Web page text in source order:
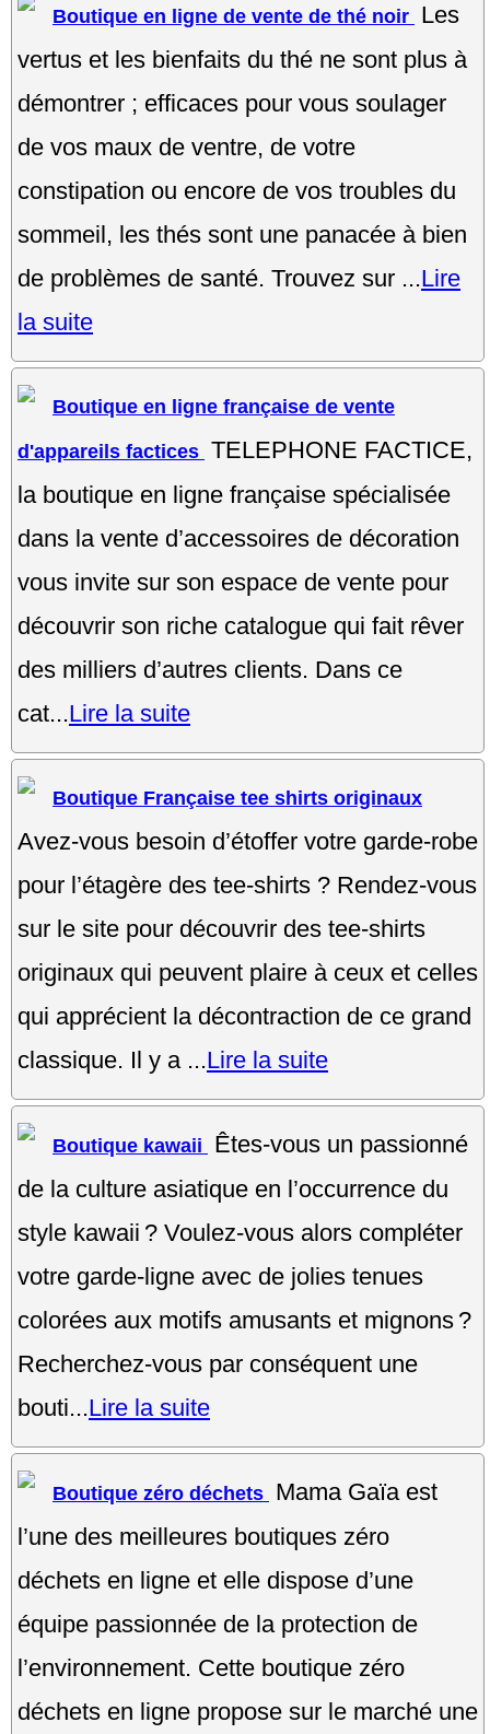
Boutique en ligne de vente de thé noir Les
vertus et les bienfaits du thé ne sont plus à
démontrer ; efficaces pour vous soulager
de vos maux de ventre, de votre
constipation ou encore de vos troubles du
sommeil, les thés sont une panacée à bien
de problèmes de santé. Trouvez sur ...Lire
la suite
Boutique en ligne française de vente
d'appareils factices TELEPHONE FACTICE,
la boutique en ligne française spécialisée
dans la vente d’accessoires de décoration
vous invite sur son espace de vente pour
découvrir son riche catalogue qui fait rêver
des milliers d’autres clients. Dans ce
cat...Lire la suite
Boutique Française tee shirts originaux
Avez-vous besoin d’étoffer votre garde-robe
pour l’étagère des tee-shirts ? Rendez-vous
sur le site pour découvrir des tee-shirts
originaux qui peuvent plaire à ceux et celles
qui apprécient la décontraction de ce grand
classique. Il y a ...Lire la suite
Boutique kawaii
Êtes-vous un passionné
de la culture asiatique en l’occurrence du
style kawaii ? Voulez-vous alors compléter
votre garde-ligne avec de jolies tenues
colorées aux motifs amusants et mignons ?
Recherchez-vous par conséquent une
bouti...Lire la suite
Boutique zéro déchets Mama Gaïa est
l’une des meilleures boutiques zéro
déchets en ligne et elle dispose d’une
équipe passionnée de la protection de
l’environnement. Cette boutique zéro
déchets en ligne propose sur le marché une